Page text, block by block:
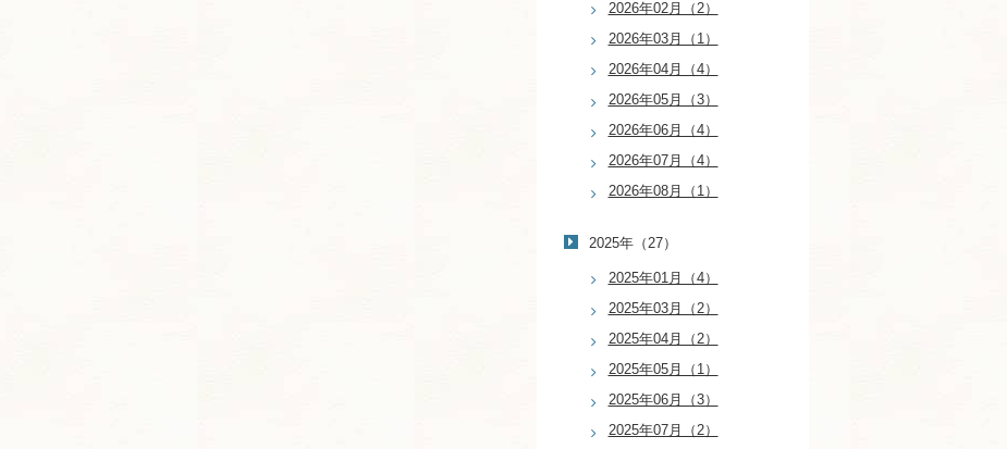
2026年02月（2）
2026年03月（1）
2026年04月（4）
2026年05月（3）
2026年06月（4）
2026年07月（4）
2026年08月（1）
2025年（27）
2025年01月（4）
2025年03月（2）
2025年04月（2）
2025年05月（1）
2025年06月（3）
2025年07月（2）